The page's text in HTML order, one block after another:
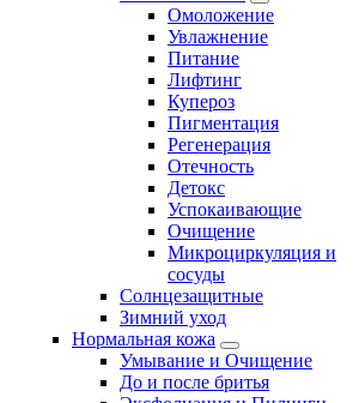
Омоложение
Увлажнение
Питание
Лифтинг
Купероз
Пигментация
Регенерация
Отечность
Детокс
Успокаивающие
Очищение
Микроциркуляция и
сосуды
Солнцезащитные
Зимний уход
Нормальная кожа
Умывание и Очищение
До и после бритья